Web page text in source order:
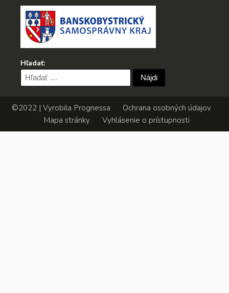
Hľadať:
Hľadať:
©2022 | Vyrobila Prognessa
Ochrana osobných údajov
Mapa stránky
Vyhlásenie o prístupnosti